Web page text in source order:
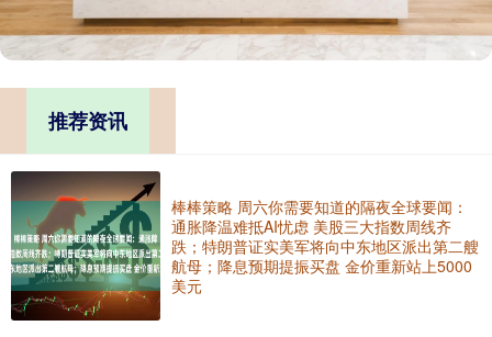
推荐资讯
棒棒策略 周六你需要知道的隔夜全球要闻：
通胀降温难抵AI忧虑 美股三大指数周线齐
跌；特朗普证实美军将向中东地区派出第二艘
航母；降息预期提振买盘 金价重新站上5000
美元